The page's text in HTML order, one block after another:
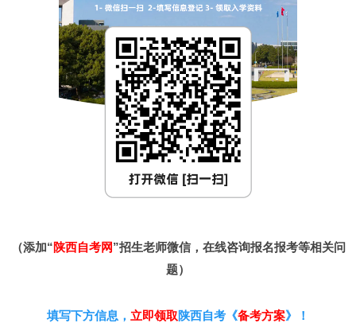
（添加“陕西自考网”招生老师微信，在线咨询报名报考等相关问
题）
填写下方信息， 立即领取陕西自考《备考方案》！